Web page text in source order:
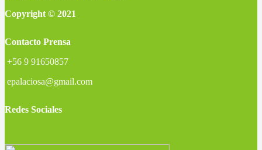
Copyright © 2021
Contacto Prensa
+56 9 91650857
epalaciosa@gmail.com
Redes Sociales